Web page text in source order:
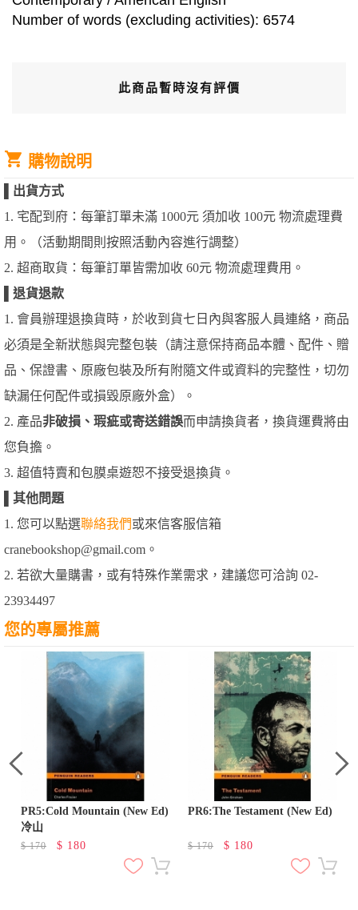
Number of words (excluding activities): 6574
此商品暫時沒有評價
購物說明
出貨方式
1. 宅配到府：每筆訂單未滿 1000元 須加收 100元 物流處理費
用。（活動期間則按照活動內容進行調整）
2. 超商取貨：每筆訂單皆需加收 60元 物流處理費用。
退貨退款
1. 會員辦理退換貨時，於收到貨七日內與客服人員連絡，商品
必須是全新狀態與完整包裝（請注意保持商品本體、配件、贈
品、保證書、原廠包裝及所有附隨文件或資料的完整性，切勿
缺漏任何配件或損毀原廠外盒）。
2. 產品非破損、瑕疵或寄送錯誤而申請換貨者，換貨運費將由
您負擔。
3. 超值特賣和包膜桌遊恕不接受退換貨。
其他問題
1. 您可以點選聯絡我們或來信客服信箱
cranebookshop@gmail.com。
2. 若欲大量購書，或有特殊作業需求，建議您可洽詢 02-
23934497
您的專屬推薦
PR5:Cold Mountain (New Ed)
冷山
$170 $ 180
PR6:The Testament (New Ed)
$170 $ 180